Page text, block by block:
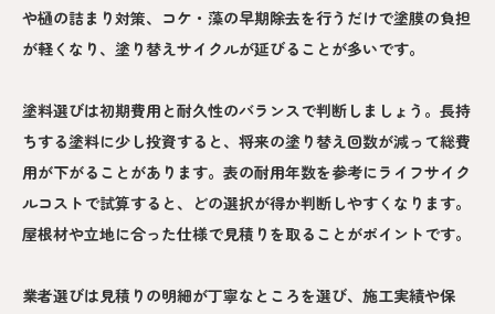
や樋の詰まり対策、コケ・藻の早期除去を行うだけで塗膜の負担
が軽くなり、塗り替えサイクルが延びることが多いです。
塗料選びは初期費用と耐久性のバランスで判断しましょう。長持
ちする塗料に少し投資すると、将来の塗り替え回数が減って総費
用が下がることがあります。表の耐用年数を参考にライフサイク
ルコストで試算すると、どの選択が得か判断しやすくなります。
屋根材や立地に合った仕様で見積りを取ることがポイントです。
業者選びは見積りの明細が丁寧なところを選び、施工実績や保